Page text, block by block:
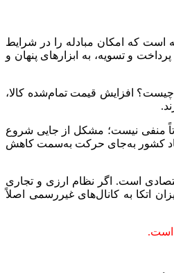
است که امکان مبادله را در شرایط
و تسویه، به ابزارهای پنهان و
چیست؟ افزایش قیمت تمام‌شده کالا،
منفی نیست؛ مشکل از جایی شروع
کشور به‌جای حرکت به‌سمت کاهش
است. اگر نظام ارزی و تجاری
اتکا به کانال‌های غیررسمی اصلاً
است.